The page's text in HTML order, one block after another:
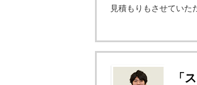
見積もりもさせていた
「